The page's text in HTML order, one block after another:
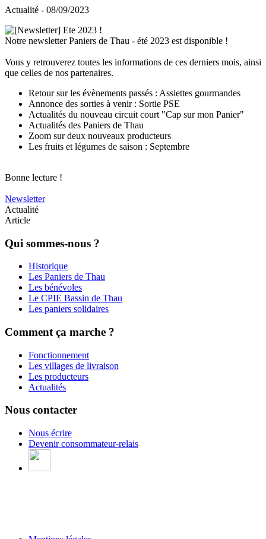
Actualité - 08/09/2023
Notre newsletter Paniers de Thau - été 2023 est disponible !
Vous y retrouverez toutes les informations de ces derniers mois, ainsi
que celles de nos partenaires.
Retour sur les évènements passés : Assiettes gourmandes
Annonce des sorties à venir : Sortie PSE
Actualités du nouveau circuit court "Cap sur mon Panier"
Actualités des Paniers de Thau
Zoom sur deux nouveaux producteurs
Les fruits et légumes de saison : Septembre
Bonne lecture !
Newsletter
Actualité
Article
Qui sommes-nous ?
Historique
Les Paniers de Thau
Les bénévoles
Le CPIE Bassin de Thau
Les paniers solidaires
Comment ça marche ?
Fonctionnement
Les villages de livraison
Les producteurs
Actualités
Nous contacter
Nous écrire
Devenir consommateur-relais